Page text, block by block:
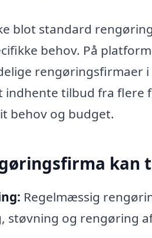
blot standard
behov. På
rengøringsfirmaer
tilbud fra flere
behov og budget.
kan
Regelmæssig
støvning og rengøring